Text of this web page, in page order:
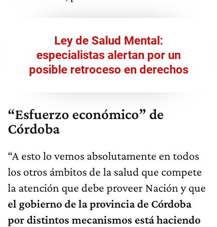
Ley de Salud Mental:
especialistas alertan por un
posible retroceso en derechos
“Esfuerzo económico” de
Córdoba
“A esto lo vemos absolutamente en todos
los otros ámbitos de la salud que compete
la atención que debe proveer Nación y que
el gobierno de la provincia de Córdoba
por distintos mecanismos está haciendo